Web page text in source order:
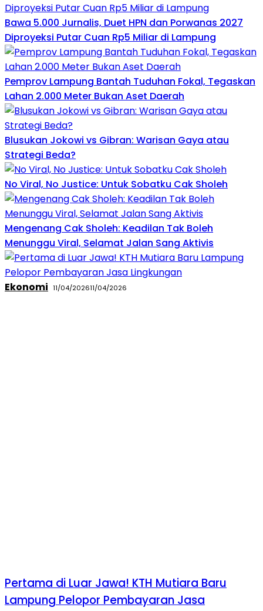
Bawa 5.000 Jurnalis, Duet HPN dan Porwanas 2027
Diproyeksi Putar Cuan Rp5 Miliar di Lampung
Pemprov Lampung Bantah Tuduhan Fokal, Tegaskan
Lahan 2.000 Meter Bukan Aset Daerah
Blusukan Jokowi vs Gibran: Warisan Gaya atau
Strategi Beda?
No Viral, No Justice: Untuk Sobatku Cak Sholeh
Mengenang Cak Sholeh: Keadilan Tak Boleh
Menunggu Viral, Selamat Jalan Sang Aktivis
Ekonomi 11/04/202611/04/2026
Pertama di Luar Jawa! KTH Mutiara Baru
Lampung Pelopor Pembayaran Jasa